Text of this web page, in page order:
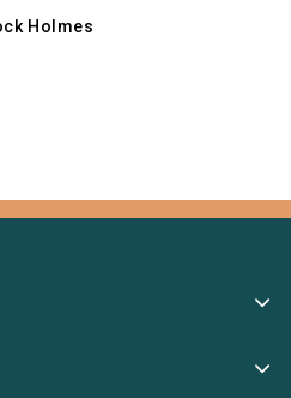
Holmes